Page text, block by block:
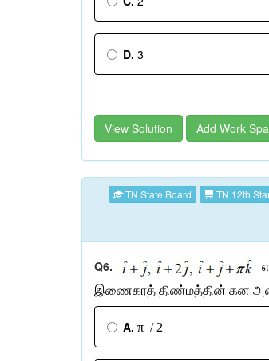
D. 3
View Solution Add Work
TN State Board TN 12th
Q6.
இணைகரத் திண்மத்தின் கன
A. π / 2